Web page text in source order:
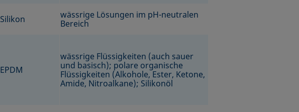
Silikon
wässrige Lösungen im pH-neutralen
Bereich
EPDM
wässrige Flüssigkeiten (auch sauer
und basisch); polare organische
Flüssigkeiten (Alkohole, Ester, Ketone,
Amide, Nitroalkane); Silikonöl